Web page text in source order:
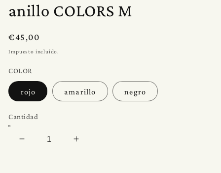
modal
anillo COLORS M
Precio
habitual
€45,00
Impuesto incluido.
COLOR
rojo amarillo negro
Cantidad
Reducir
Aumentar